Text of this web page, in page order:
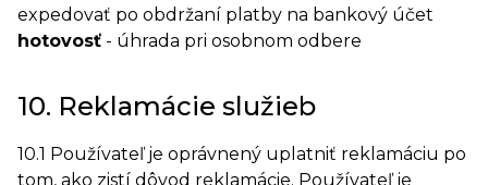
expedovať po obdržaní platby na bankový účet
hotovosť - úhrada pri osobnom odbere
10. Reklamácie služieb
10.1 Používateľ je oprávnený uplatniť reklamáciu po
tom, ako zistí dôvod reklamácie. Používateľ je